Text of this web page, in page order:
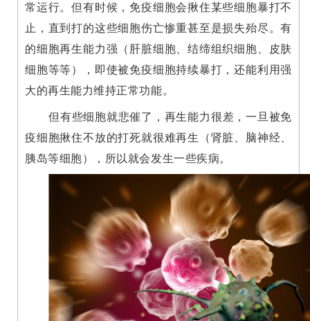
常运行。但有时候，免疫细胞会揪住某些细胞暴打不
止，直到打的这些细胞伤亡惨重甚至是损失殆尽。有
的细胞再生能力强（肝脏细胞、结缔组织细胞、皮肤
细胞等等），即使被免疫细胞持续暴打，还能利用强
大的再生能力维持正常功能。
但有些细胞就悲催了，再生能力很差，一旦被免
疫细胞揪住不放的打死就很难再生（肾脏、脑神经、
胰岛等细胞），所以就会发生一些疾病。